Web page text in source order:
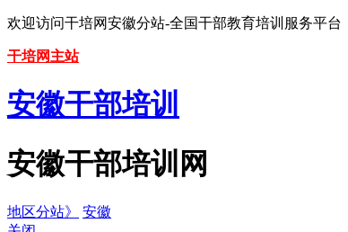
欢迎访问干培网安徽分站-全国干部教育培训服务平
干培网主站
安徽干部培训
安徽干部培训网
地区分站》
安徽